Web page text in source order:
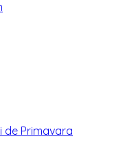
de Primavara